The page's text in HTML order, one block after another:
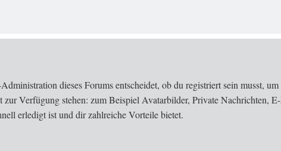
dieses Forums entscheidet, ob du registriert sein musst,
Verfügung stehen: zum Beispiel Avatarbilder, Private Nachrichten,
erledigt ist und dir zahlreiche Vorteile bietet.